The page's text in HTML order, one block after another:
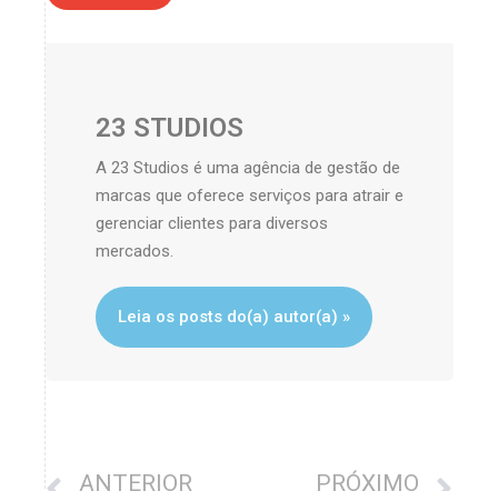
23 STUDIOS
A 23 Studios é uma agência de gestão de
marcas que oferece serviços para atrair e
gerenciar clientes para diversos
mercados.
Leia os posts do(a) autor(a) »
ANTERIOR PRÓXIMO